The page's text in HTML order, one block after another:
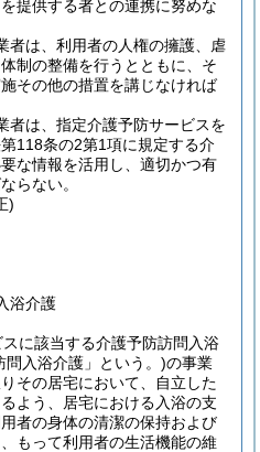
提供する者との連携に努めな
者は、利用者の人権の擁護、虐
制の整備を行うとともに、そ
その他の措置を講じなければ
者は、指定介護予防サービスを
118条の2第1項に規定する介
な情報を活用し、適切かつ有
らない。
)
浴介護
に該当する介護予防訪問入浴
入浴介護」という。)の事業
その居宅において、自立した
よう、居宅における入浴の支
者の身体の清潔の保持および
もって利用者の生活機能の維